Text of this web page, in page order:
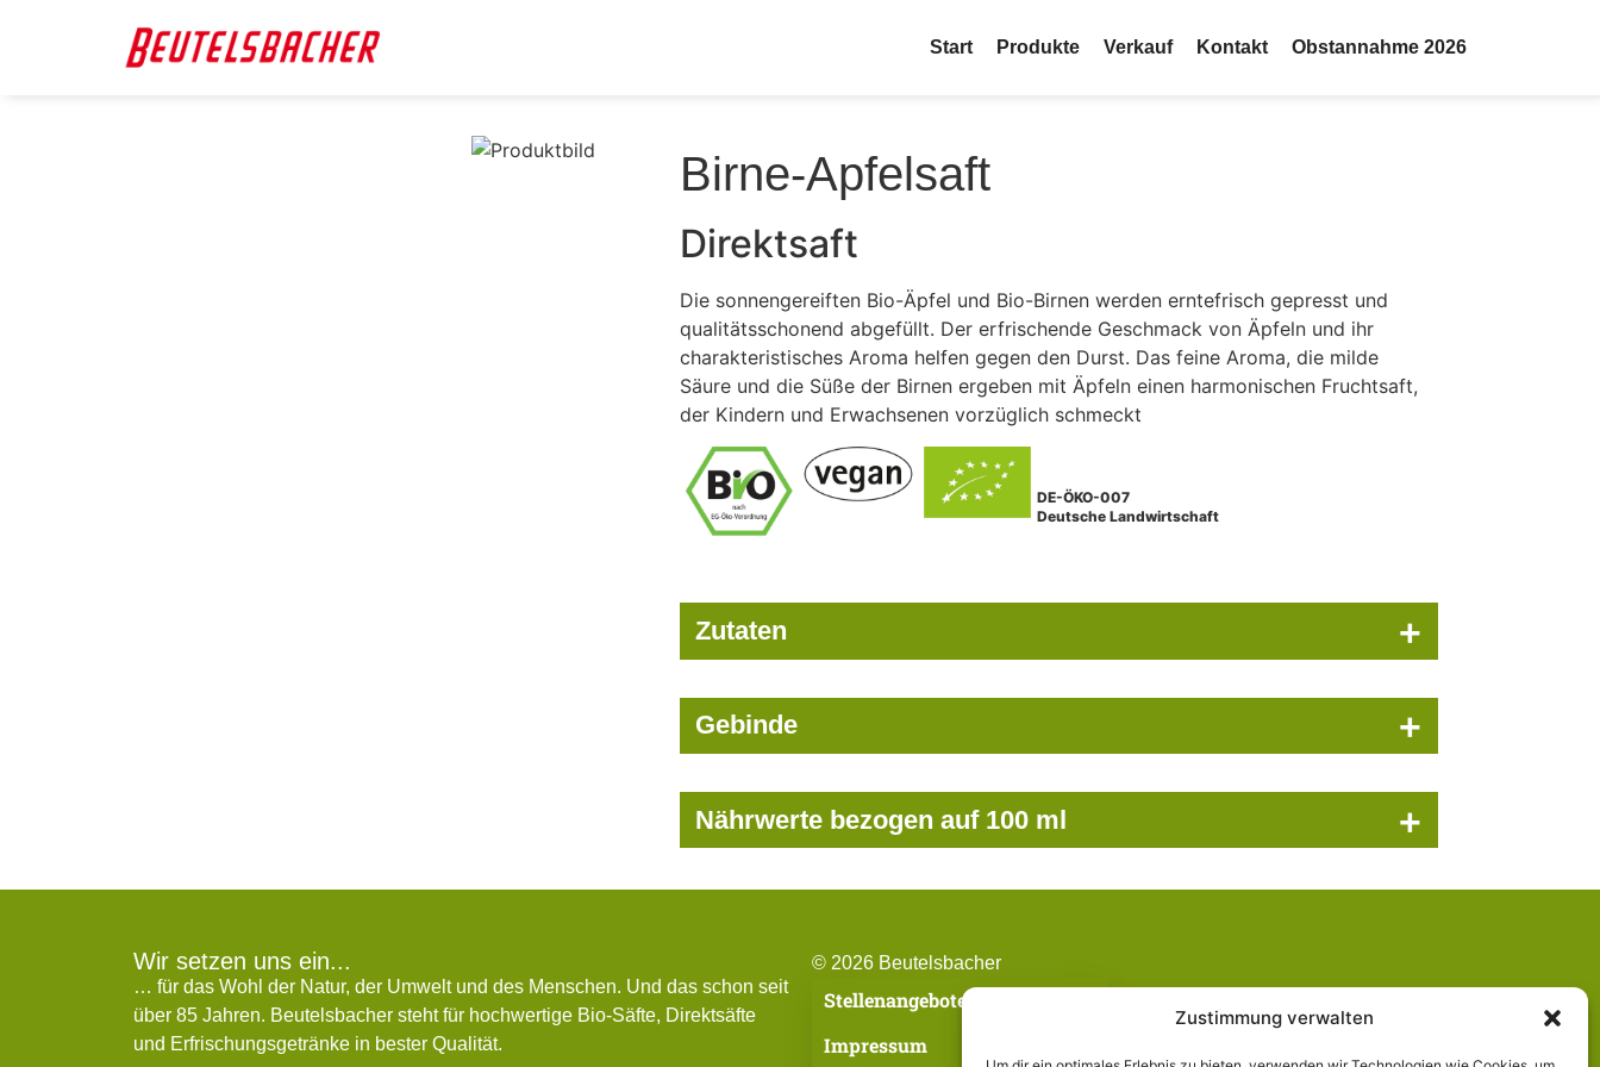
Zustimmung verwalten
Start Produkte Verkauf Kontakt Obstannahme 2026
Birne-Apfelsaft
Direktsaft
Die sonnengereiften Bio-Äpfel und Bio-Birnen werden erntefrisch gepresst und
qualitätsschonend abgefüllt. Der erfrischende Geschmack von Äpfeln und ihr
charakteristisches Aroma helfen gegen den Durst. Das feine Aroma, die milde
Säure und die Süße der Birnen ergeben mit Äpfeln einen harmonischen Fruchtsaft,
der Kindern und Erwachsenen vorzüglich schmeckt
DE-ÖKO-007
Deutsche Landwirtschaft
Zutaten +
Gebinde +
Nährwerte bezogen auf 100 ml +
Wir setzen uns ein...
… für das Wohl der Natur, der Umwelt und des Menschen. Und das schon seit
über 85 Jahren. Beutelsbacher steht für hochwertige Bio-Säfte, Direktsäfte
und Erfrischungsgetränke in bester Qualität.
© 2026 Beutelsbacher
Stellenangebote
Impressum